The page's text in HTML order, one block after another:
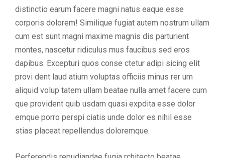
distinctio earum facere magni natus eaque esse
corporis dolorem! Similique fugiat autem nostrum ullam
cum est sunt magni maxime magnis dis parturient
montes, nascetur ridiculus mus faucibus sed eros
dapibus. Excepturi quos conse ctetur adipi sicing elit
provi dent laud atium voluptas officiis minus rer um
aliquid volup tatem ullam beatae nulla amet facere cum
que provident quib usdam quasi expdita esse dolor
emque porro perspi ciatis unde dolor es nihil esse
stias placeat repellendus doloremque.